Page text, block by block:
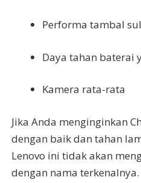
Performa tambal
Daya tahan baterai
Kamera rata-rata
Jika Anda menginginkan
dengan baik dan tahan
Lenovo ini tidak akan
dengan nama terkenalnya.